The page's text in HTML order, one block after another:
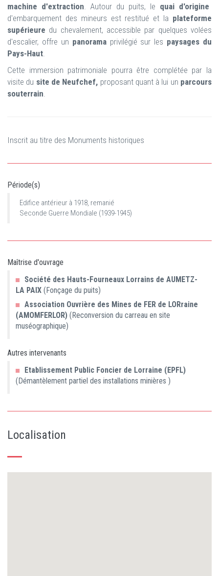
machine d'extraction. Autour du puits, le quai d'origine
d'embarquement des mineurs est restitué et la plateforme
supérieure du chevalement, accessible par quelques volées
d'escalier, offre un panoramaprivilégié sur les paysages du
Pays-Haut.
Cette immersion patrimoniale pourra être complétée par la
visite du site de Neufchef, proposant quant à lui un parcours
souterrain.
Inscrit au titre des Monuments historiques
Période(s)
Edifice antérieur à 1918, remanié
Seconde Guerre Mondiale (1939-1945)
Maîtrise d'ouvrage
Société des Hauts-Fourneaux Lorrains de AUMETZ-
LA PAIX (Fonçage du puits)
Association Ouvrière des Mines de FER de LORraine
(AMOMFERLOR) (Reconversion du carreau en site
muséographique)
Autres intervenants
Etablissement Public Foncier de Lorraine (EPFL)
(Démantèlement partiel des installations minières )
Localisation